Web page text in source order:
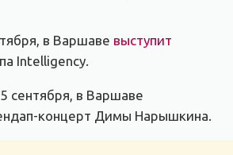
в Варшаве выступит
Intelligency.
сентября, в Варшаве
концерт Димы Нарышкина.